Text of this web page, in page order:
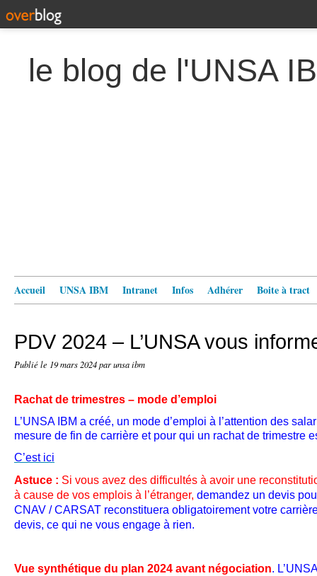
le blog de l'UNSA
Accueil UNSA IBM Intranet Infos Adhérer Boite à tract
PDV 2024 – L’UNSA vous
Publié le 19 mars 2024par unsa ibm
Rachat de trimestres – mode d’emploi
L’UNSA IBM a créé, un mode d’emploi à l’attention des
mesure de fin de carrière et pour qui un rachat de trimestre
C’est ici
Astuce : Si vous avez des difficultés à avoir une
à cause de vos emplois à l’étranger, demandez un devis
CNAV / CARSAT reconstituera obligatoirement votre
devis, ce qui ne vous engage à rien.
Vue synthétique du plan 2024 avant négociation.